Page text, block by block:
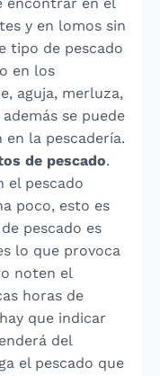
y en lomos sin
tipo de pescado
en los
aguja, merluza,
se puede
la pescadería.
de pescado.
el pescado
poco, esto es
pescado es
lo que provoca
noten el
horas de
que indicar
del
el pescado que